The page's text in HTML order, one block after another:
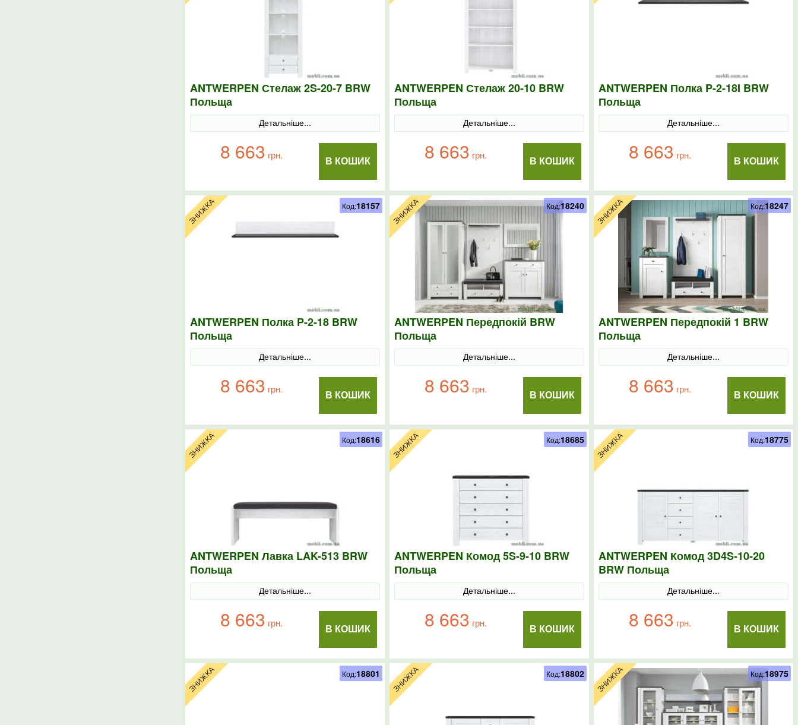
ANTWERPEN Стелаж 2S-20-7 BRW
Польща
Детальніше...
В КОШИК
8 663 грн.
ANTWERPEN Стелаж 20-10 BRW
Польща
Детальніше...
В КОШИК
8 663 грн.
ANTWERPEN Полка P-2-18I BRW
Польща
Детальніше...
В КОШИК
8 663 грн.
ANTWERPEN Полка P-2-18 BRW
Польща
Детальніше...
В КОШИК
8 663 грн.
Код:18157
ANTWERPEN Передпокій BRW
Польща
Детальніше...
В КОШИК
8 663 грн.
Код:18240
ANTWERPEN Передпокій 1 BRW
Польща
Детальніше...
В КОШИК
8 663 грн.
Код:18247
ANTWERPEN Лавка LAK-513 BRW
Польща
Детальніше...
В КОШИК
8 663 грн.
Код:18616
ANTWERPEN Комод 5S-9-10 BRW
Польща
Детальніше...
В КОШИК
8 663 грн.
Код:18685
ANTWERPEN Комод 3D4S-10-20
BRW Польща
Детальніше...
В КОШИК
8 663 грн.
Код:18775
Код:18801 Код:18802 Код:18975